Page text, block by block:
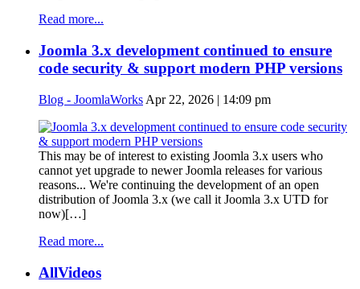
Read more...
Joomla 3.x development continued to ensure
code security & support modern PHP versions
Blog - JoomlaWorks Apr 22, 2026 | 14:09 pm
This may be of interest to existing Joomla 3.x users who
cannot yet upgrade to newer Joomla releases for various
reasons... We're continuing the development of an open
distribution of Joomla 3.x (we call it Joomla 3.x UTD for
now)[…]
Read more...
AllVideos